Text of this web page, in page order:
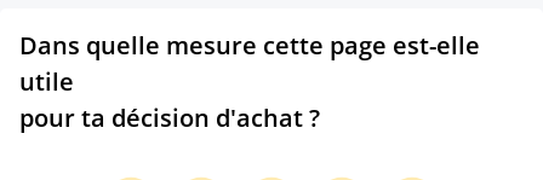
Dans quelle mesure cette page est-elle
utile
pour ta décision d'achat ?